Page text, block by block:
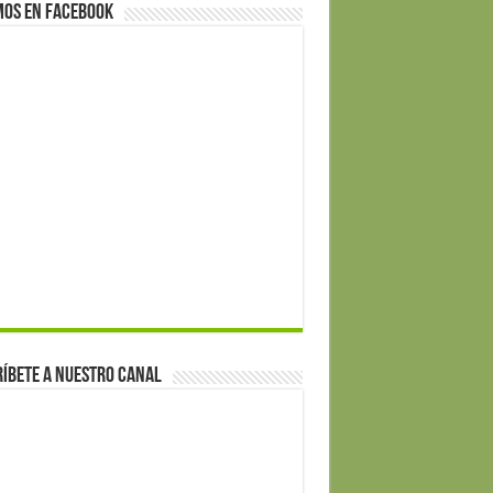
en Facebook
a nuestro canal